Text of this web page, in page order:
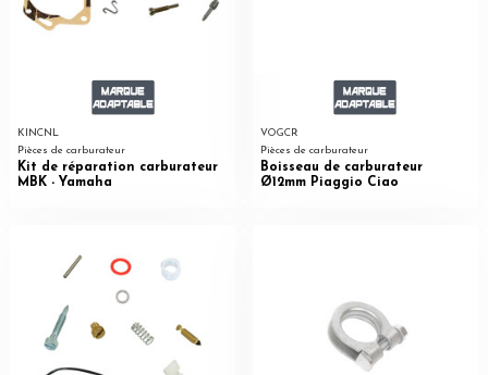
KINCNL
Pièces de carburateur
Kit de réparation carburateur
MBK - Yamaha
VOGCR
Pièces de carburateur
Boisseau de carburateur
Ø12mm Piaggio Ciao